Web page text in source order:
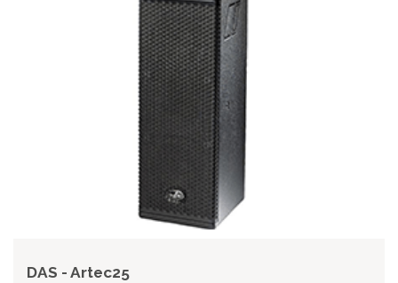
DAS - Artec25